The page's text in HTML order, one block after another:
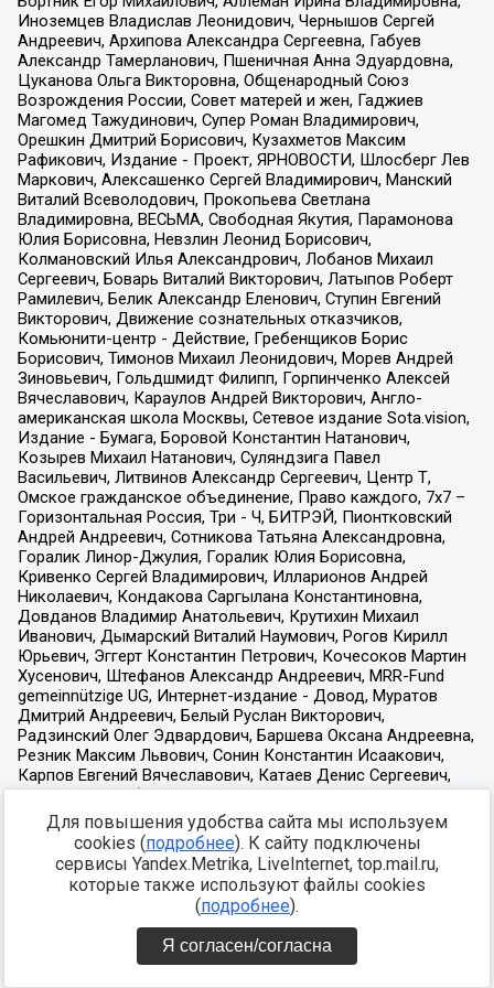
Для повышения удобства сайта мы используем
cookies (подробнее). К сайту подключены
сервисы Yandex.Metrika, LiveInternet, top.mail.ru,
которые также используют файлы cookies
(подробнее).
Я согласен/согласна